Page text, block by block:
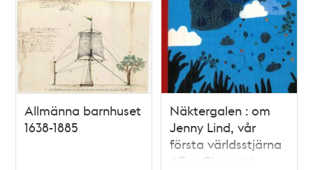
Allmänna barnhuset
1638-1885
Näktergalen : om
Jenny Lind, vår
första världsstjärna
/ Eva Clementi